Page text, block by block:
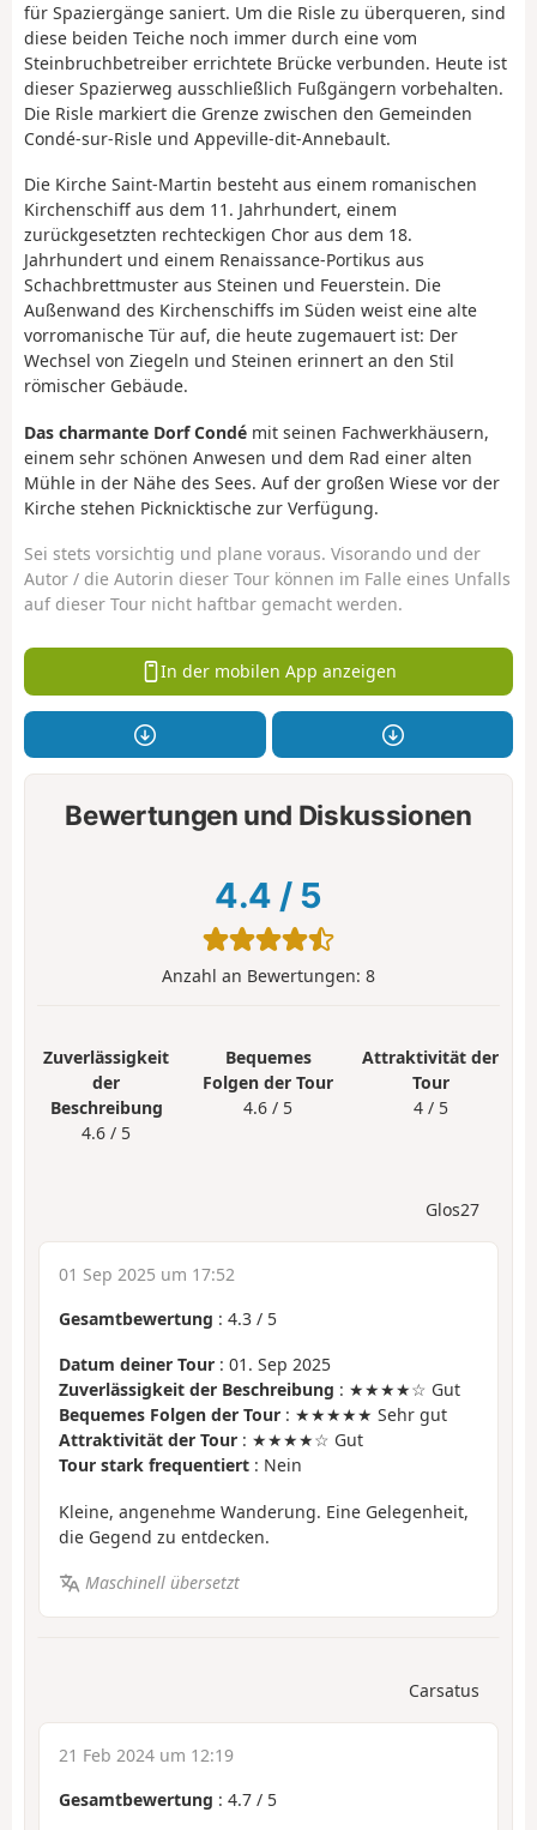
für Spaziergänge saniert. Um die Risle zu überqueren, sind
diese beiden Teiche noch immer durch eine vom
Steinbruchbetreiber errichtete Brücke verbunden. Heute ist
dieser Spazierweg ausschließlich Fußgängern vorbehalten.
Die Risle markiert die Grenze zwischen den Gemeinden
Condé-sur-Risle und Appeville-dit-Annebault.
Die Kirche Saint-Martin besteht aus einem romanischen
Kirchenschiff aus dem 11. Jahrhundert, einem
zurückgesetzten rechteckigen Chor aus dem 18.
Jahrhundert und einem Renaissance-Portikus aus
Schachbrettmuster aus Steinen und Feuerstein. Die
Außenwand des Kirchenschiffs im Süden weist eine alte
vorromanische Tür auf, die heute zugemauert ist: Der
Wechsel von Ziegeln und Steinen erinnert an den Stil
römischer Gebäude.
Das charmante Dorf Condé mit seinen Fachwerkhäusern,
einem sehr schönen Anwesen und dem Rad einer alten
Mühle in der Nähe des Sees. Auf der großen Wiese vor der
Kirche stehen Picknicktische zur Verfügung.
Sei stets vorsichtig und plane voraus. Visorando und der
Autor / die Autorin dieser Tour können im Falle eines Unfalls
auf dieser Tour nicht haftbar gemacht werden.
In der mobilen App anzeigen
Bewertungen und Diskussionen
4.4 / 5
Anzahl an Bewertungen: 8
Zuverlässigkeit
der
Beschreibung
4.6 / 5
Bequemes
Folgen der Tour
4.6 / 5
Attraktivität der
Tour
4 / 5
Glos27
01 Sep 2025 um 17:52
Gesamtbewertung : 4.3 / 5
Datum deiner Tour : 01. Sep 2025
Zuverlässigkeit der Beschreibung : ★★★★☆ Gut
Bequemes Folgen der Tour : ★★★★★ Sehr gut
Attraktivität der Tour : ★★★★☆ Gut
Tour stark frequentiert : Nein
Kleine, angenehme Wanderung. Eine Gelegenheit,
die Gegend zu entdecken.
Maschinell übersetzt
Carsatus
21 Feb 2024 um 12:19
Gesamtbewertung : 4.7 / 5